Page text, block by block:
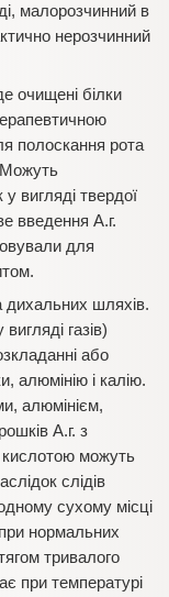
малорозчинний в
нерозчинний
очищені білки
полоскання рота
Можуть
вигляді твердої
введення А.г.
для
дихальних шляхів.
газів)
або
алюмінію і калію.
алюмінієм,
А.г. з
можуть
слідів
сухому місці
нормальних
тривалого
при температурі